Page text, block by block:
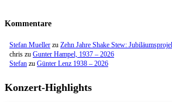
Kommentare
Stefan Mueller zu Zehn Jahre Shake Stew:
chris zu Gunter Hampel, 1937 – 2026
Stefan zu Günter Lenz 1938 – 2026
Konzert-Highlights